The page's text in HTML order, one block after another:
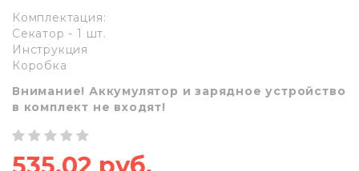
Комплектация:
Секатор - 1 шт.
Инструкция
Коробка
Внимание! Аккумулятор и зарядное устройство
в комплект не входят!